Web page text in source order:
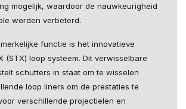
mogelijk, waardoor de nauwkeurigheid
worden verbeterd.
functie is het innovatieve
(STX) loop systeem. Dit verwisselbare
schutters in staat om te wisselen
loop liners om de prestaties te
verschillende projectielen en